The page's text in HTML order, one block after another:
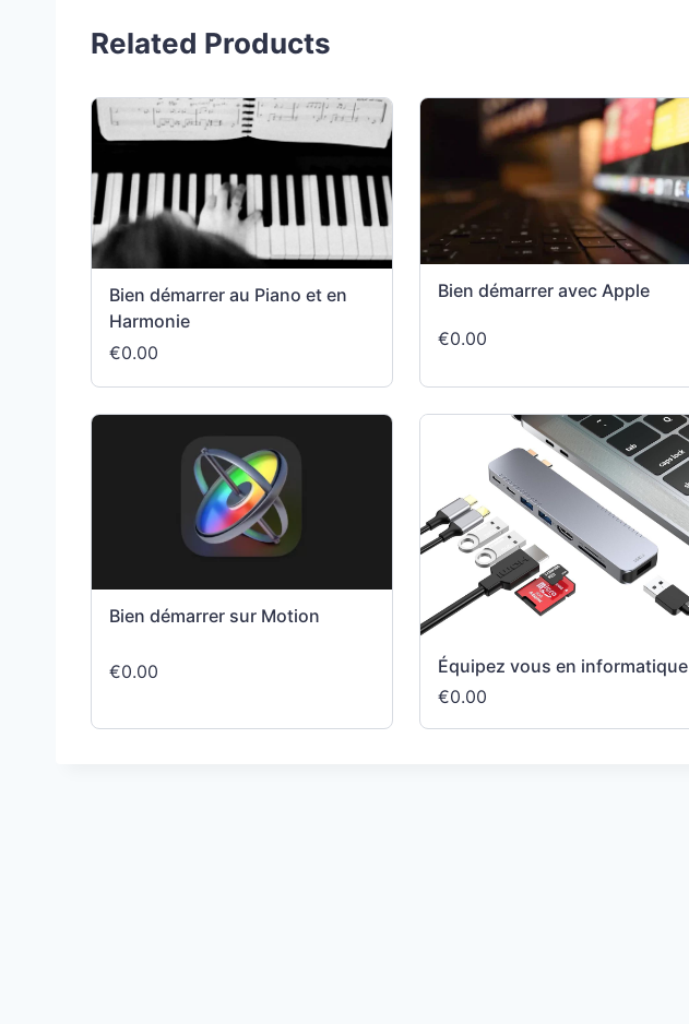
Related Products
Bien démarrer au Piano et en
Harmonie
€0.00
Bien démarrer avec Apple
€0.00
Bien démarrer sur Motion
€0.00
Équipez vous en informatique
€0.00